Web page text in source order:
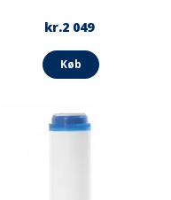
kr.2 049
Køb